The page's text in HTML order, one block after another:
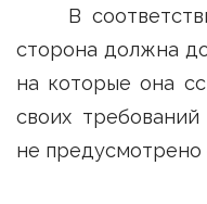
В
сторона должна
на которые она
своих
не